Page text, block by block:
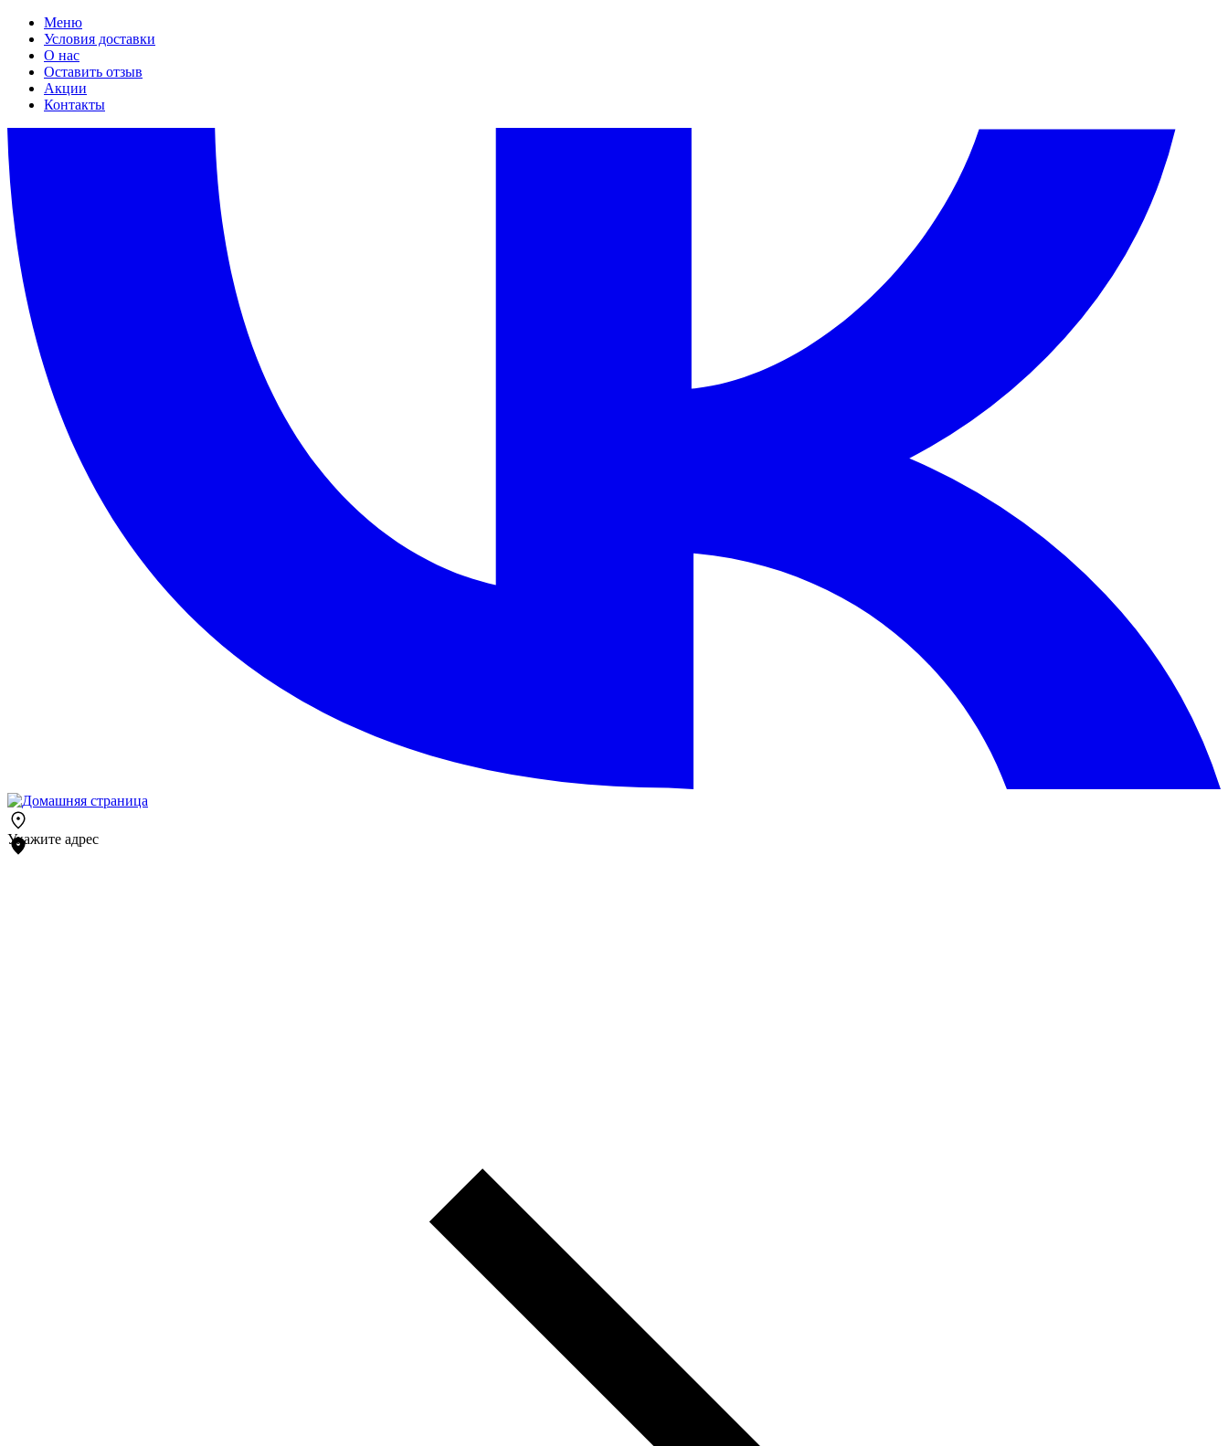
Меню
Условия доставки
О нас
Оставить отзыв
Акции
Контакты
Укажите адрес